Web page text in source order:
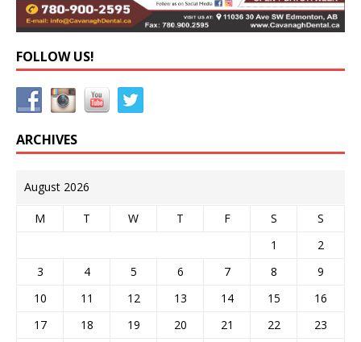
FOLLOW US!
ARCHIVES
August 2026
M T W T F S
S
1
2
3
4 5 6 7 8
9
10
11 12 13 14 15
16
17
18 19 20 21 22
23